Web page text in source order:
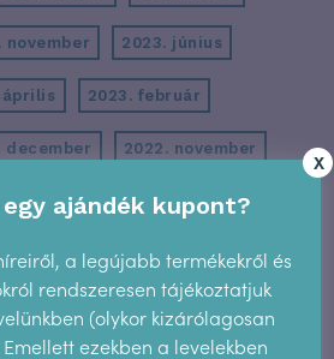
november 2023. június
április 2023. február
december 2022. november
szeptember 2022. augusztus
május 2022. március
január 2021. december
X
ajándék kupont?
a legújabb termékekről és
rendszeresen tájékoztatjuk
(olykor kizárólagosan
ezekben a levelekben